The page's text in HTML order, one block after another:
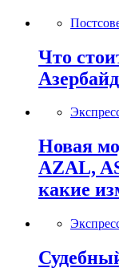
Что
Новая
AZAL,
какие